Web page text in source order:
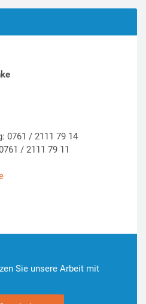
0761 / 2111 79 14
/ 2111 79 11
Sie unsere Arbeit mit